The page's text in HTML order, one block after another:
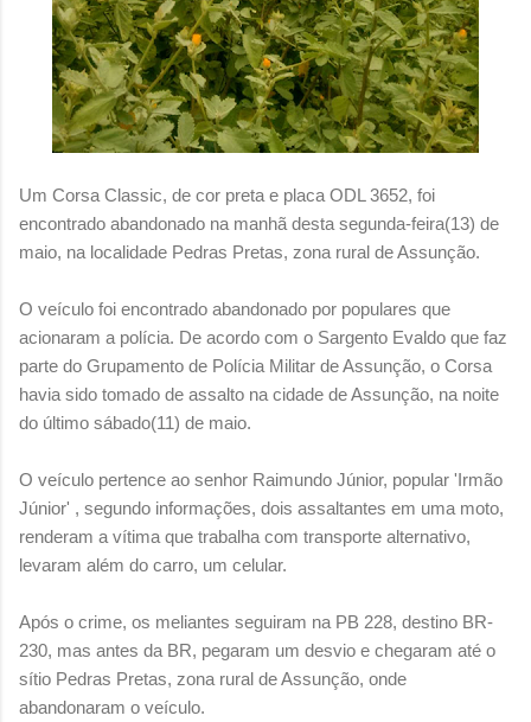
Um Corsa Classic, de cor preta e placa ODL 3652, foi
encontrado abandonado na manhã desta segunda-feira(13) de
maio, na localidade Pedras Pretas, zona rural de Assunção.
O veículo foi encontrado abandonado por populares que
acionaram a polícia. De acordo com o Sargento Evaldo que faz
parte do Grupamento de Polícia Militar de Assunção, o Corsa
havia sido tomado de assalto na cidade de Assunção, na noite
do último sábado(11) de maio.
O veículo pertence ao senhor Raimundo Júnior, popular 'Irmão
Júnior' , segundo informações, dois assaltantes em uma moto,
renderam a vítima que trabalha com transporte alternativo,
levaram além do carro, um celular.
Após o crime, os meliantes seguiram na PB 228, destino BR-
230, mas antes da BR, pegaram um desvio e chegaram até o
sítio Pedras Pretas, zona rural de Assunção, onde
abandonaram o veículo.